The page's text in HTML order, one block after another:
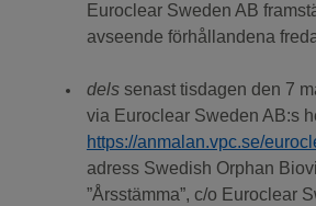
Euroclear Sweden AB
avseende förhållandena
delssenast tisdagen den 7
via Euroclear Sweden AB:s
https://anmalan.vpc.se/
adress Swedish Orphan
”Årsstämma”, c/o Euroclear